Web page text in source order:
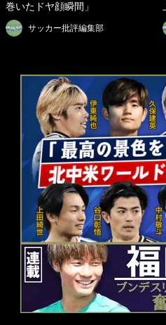
巻いたドヤ顔瞬間」
サッカー批評編集部